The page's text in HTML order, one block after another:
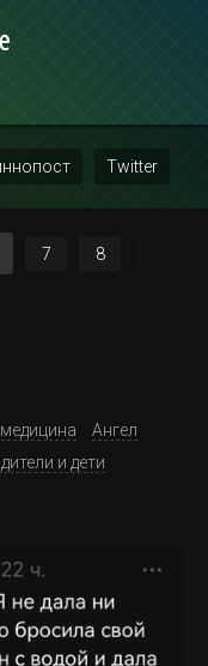
Twitter
7 8
Ангел
и дети